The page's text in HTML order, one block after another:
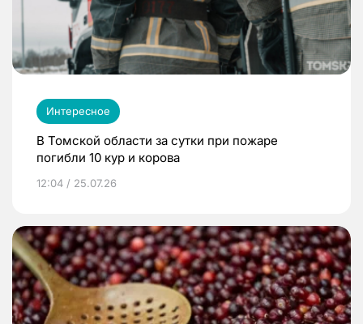
Интересное
В Томской области за сутки при пожаре
погибли 10 кур и корова
12:04 / 25.07.26